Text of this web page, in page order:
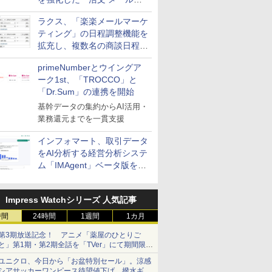
送信防止アドインサービス」
を提供
ラクス、「楽楽メールマーケ
ティング」の日程調整機能を
拡充し、複数名の商談日程調
整を効率化
primeNumberとウイングア
ーク1st、「TROCCO」と
「Dr.Sum」の連携を開始
基幹データの集約からAI活用・
業務還元までを一貫支援
インフォマート、取引データ
をAI分析する経営分析システ
ム「IMAgent」ベータ版を提
Impress Watchシリーズ 人気記事
24時間 1週間 1カ月
3期放送記念！ アニメ「薬屋のひとりご
」第1期・第2期全話を「TVer」にて期間限定
順次無料配信開始
ニクロ、今日から「お盆特別セール」。涼感